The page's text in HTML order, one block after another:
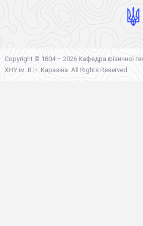
Copyright © 1804 – 2026 Кафедра фізичної
ХНУ ім. В.Н. Каразіна. All Rights Reserved